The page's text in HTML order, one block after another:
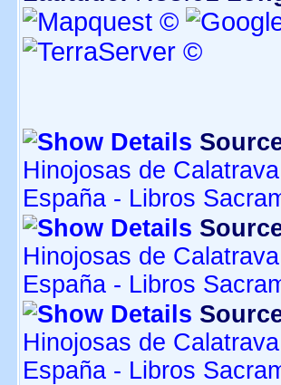
Hinojosas de
España - Libros
Hinojosas de
España - Libros
Hinojosas de
España - Libros